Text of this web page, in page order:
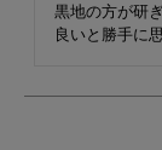
黒地の方が研
良いと勝手に